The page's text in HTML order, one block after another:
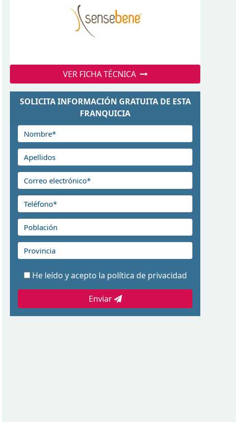
VER FICHA TÉCNICA
SOLICITA INFORMACIÓN GRATUITA DE ESTA
FRANQUICIA
He leído y acepto la política de privacidad
Enviar